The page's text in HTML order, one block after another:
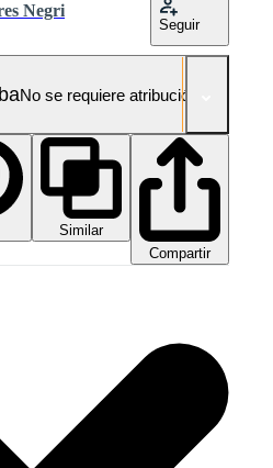
Negri
Seguir
No se requiere atribución!
Similar
Compartir